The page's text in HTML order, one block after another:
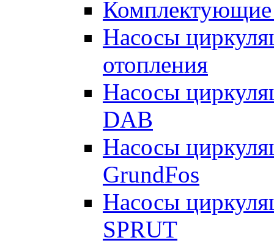
Комплектующие
Насосы
отопления
Насосы
DAB
Насосы
GrundFos
Насосы
SPRUT